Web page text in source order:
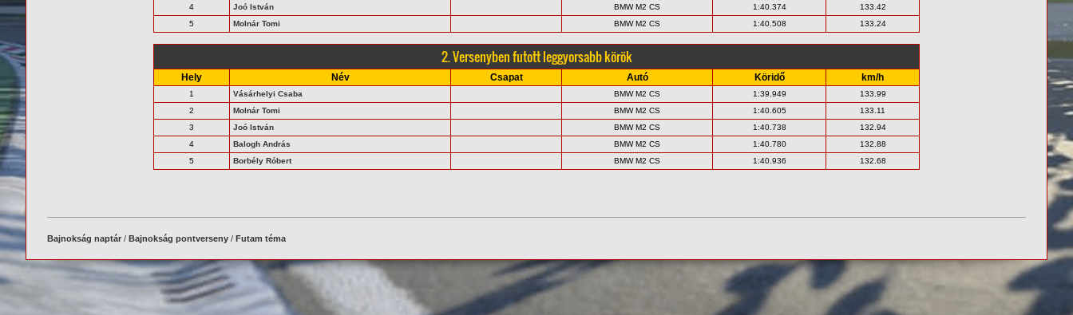
4
Joó István BMW M2 CS 1:40.374
133.42
5
Molnár Tomi BMW M2 CS 1:40.508 133.24
2. Versenyben futott leggyorsabb körök
Hely Név Csapat Autó Köridő km/h
1 Vásárhelyi Csaba BMW M2 CS 1:39.949
133.99
2
Molnár Tomi BMW M2 CS 1:40.605
133.11
3
Joó István BMW M2 CS 1:40.738
132.94
4
Balogh András BMW M2 CS 1:40.780
132.88
5
Borbély Róbert BMW M2 CS 1:40.936 132.68
Bajnokság naptár/ Bajnokság pontverseny/ Futam téma